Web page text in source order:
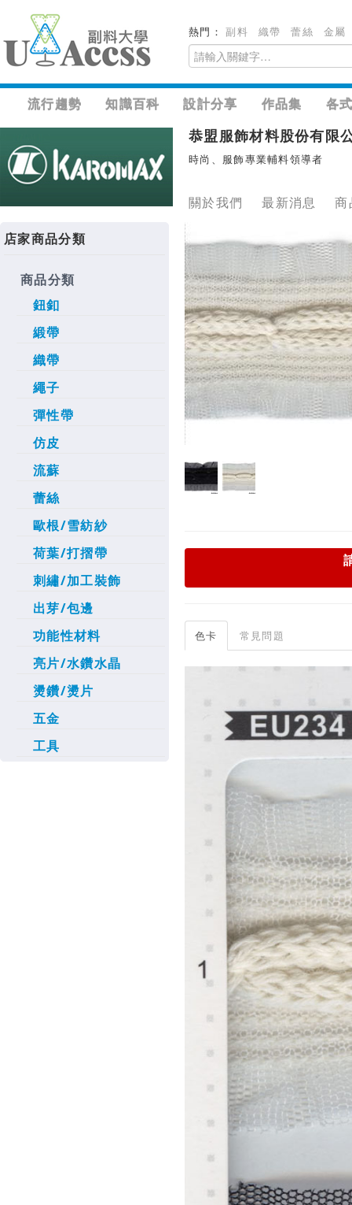
熱門：副料 織帶 蕾絲 金屬
流行趨勢 知識百科 設計分享 作品集 各
恭盟服飾材料股份有限
時尚、服飾專業輔料領導者
關於我們 最新消息 商
店家商品分類
商品分類
鈕釦
緞帶
織帶
繩子
彈性帶
仿皮
流蘇
蕾絲
歐根/雪紡紗
荷葉/打摺帶
刺繡/加工裝飾
出芽/包邊
功能性材料
亮片/水鑽水晶
燙鑽/燙片
五金
工具
色卡 常見問題